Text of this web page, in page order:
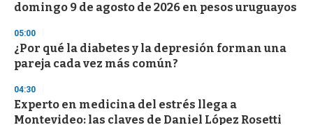
domingo 9 de agosto de 2026 en pesos uruguayos
05:00
¿Por qué la diabetes y la depresión forman una
pareja cada vez más común?
04:30
Experto en medicina del estrés llega a
Montevideo: las claves de Daniel López Rosetti